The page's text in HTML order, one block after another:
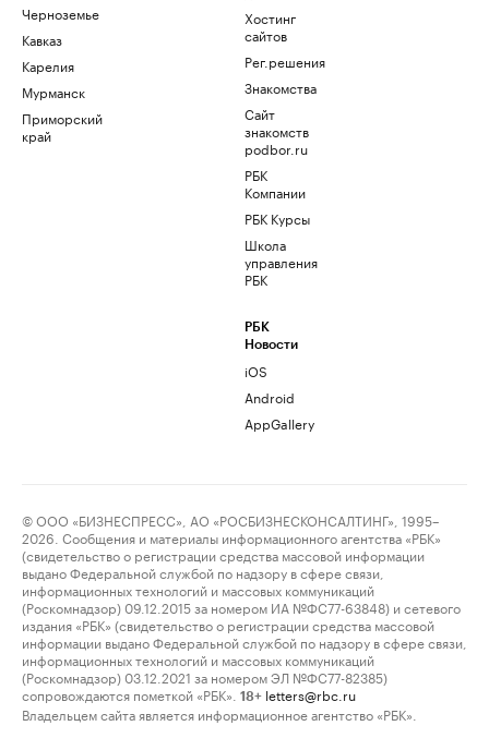
Черноземье
Кавказ
Карелия
Мурманск
Приморский
край
Хостинг
сайтов
Рег.решения
Знакомства
Сайт
знакомств
podbor.ru
РБК
Компании
РБК Курсы
Школа
управления
РБК
РБК
Новости
iOS
Android
AppGallery
© ООО «БИЗНЕСПРЕСС», АО «РОСБИЗНЕСКОНСАЛТИНГ», 1995–
2026. Сообщения и материалы информационного агентства «РБК»
(свидетельство о регистрации средства массовой информации
выдано Федеральной службой по надзору в сфере связи,
информационных технологий и массовых коммуникаций
(Роскомнадзор) 09.12.2015 за номером ИА №ФС77-63848) и сетевого
издания «РБК» (свидетельство о регистрации средства массовой
информации выдано Федеральной службой по надзору в сфере связи,
информационных технологий и массовых коммуникаций
(Роскомнадзор) 03.12.2021 за номером ЭЛ №ФС77-82385)
сопровождаются пометкой «РБК».
18+ letters@rbc.ru
Владельцем сайта является информационное агентство «РБК».